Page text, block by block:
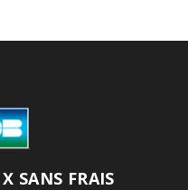
SANS FRAIS